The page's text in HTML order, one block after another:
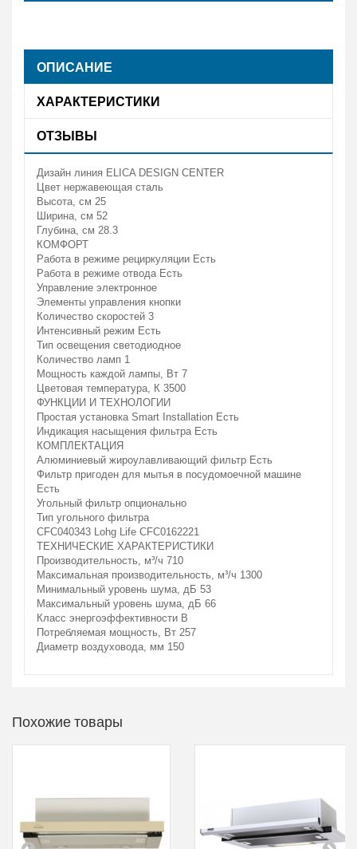
ОПИСАНИЕ
ХАРАКТЕРИСТИКИ
ОТЗЫВЫ
Дизайн линия ELICA DESIGN CENTER
Цвет нержавеющая сталь
Высота, см 25
Ширина, см 52
Глубина, см 28.3
КОМФОРТ
Работа в режиме рециркуляции Есть
Работа в режиме отвода Есть
Управление электронное
Элементы управления кнопки
Количество скоростей 3
Интенсивный режим Есть
Тип освещения светодиодное
Количество ламп 1
Мощность каждой лампы, Вт 7
Цветовая температура, К 3500
ФУНКЦИИ И ТЕХНОЛОГИИ
Простая установка Smart Installation Есть
Индикация насыщения фильтра Есть
КОМПЛЕКТАЦИЯ
Алюминиевый жироулавливающий фильтр Есть
Фильтр пригоден для мытья в посудомоечной машине
Есть
Угольный фильтр опционально
Тип угольного фильтра
CFC040343 Lohg Life CFC0162221
ТЕХНИЧЕСКИЕ ХАРАКТЕРИСТИКИ
Производительность, м³/ч 710
Максимальная производительность, м³/ч 1300
Минимальный уровень шума, дБ 53
Максимальный уровень шума, дБ 66
Класс энергоэффективности B
Потребляемая мощность, Вт 257
Диаметр воздуховода, мм 150
Похожие товары